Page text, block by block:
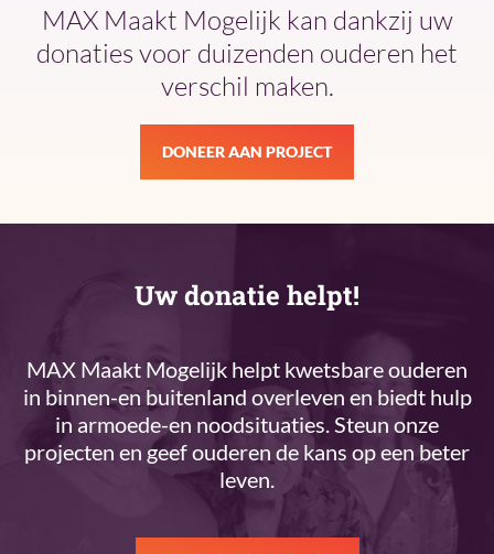
MAX Maakt Mogelijk kan dankzij uw
donaties voor duizenden ouderen het
verschil maken.
DONEER AAN PROJECT
Uw donatie helpt!
MAX Maakt Mogelijk helpt kwetsbare ouderen
in binnen-en buitenland overleven en biedt hulp
in armoede-en noodsituaties. Steun onze
projecten en geef ouderen de kans op een beter
leven.